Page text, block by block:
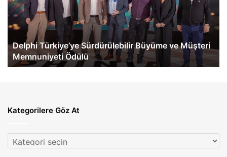
Türkiye’ye Sürdürülebilir Büyüme ve Müşteri
Ödülü
eActros
600
Kategorilere Göz At
Kategorilere
Göz